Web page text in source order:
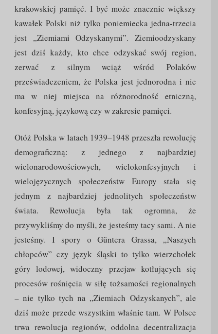
krakowskiej pamięć. I być może znacznie większy
kawałek Polski niż tylko poniemiecka jedna-trzecia
jest „Ziemiami Odzyskanymi”. Ziemioodzyskany
jest dziś każdy, kto chce odzyskać swój region,
zerwać z silnym wciąż wśród Polaków
przeświadczeniem, że Polska jest jednorodna i nie
ma w niej miejsca na różnorodność etniczną,
konfesyjną, językową czy w zakresie pamięci.
Otóż Polska w latach 1939–1948 przeszła rewolucję
demograficzną: z jednego z najbardziej
wielonarodowościowych, wielokonfesyjnych i
wielojęzycznych społeczeństw Europy stała się
jednym z najbardziej jednolitych społeczeństw
świata. Rewolucja była tak ogromna, że
przywykliśmy do myśli, że jesteśmy tacy sami. A nie
jesteśmy. I spory o Güntera Grassa, „Naszych
chłopców” czy język śląski to tylko wierzchołek
góry lodowej, widoczny przejaw kotłujących się
procesów rośnięcia w siłę tożsamości regionalnych
– nie tylko tych na „Ziemiach Odzyskanych”, ale
dziś może przede wszystkim właśnie tam. W Polsce
trwa rewolucja regionów, oddolna decentralizacja